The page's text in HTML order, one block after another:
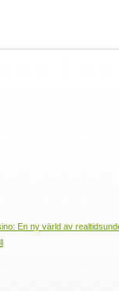
En ny värld av